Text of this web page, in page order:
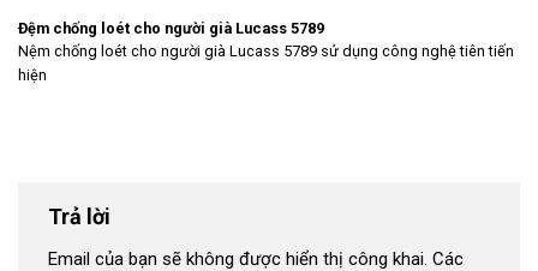
Đệm chống loét cho người già Lucass 5789
Nệm chống loét cho người già Lucass 5789 sử dụng công nghệ tiên tiến
hiện
Trả lời
Email của bạn sẽ không được hiển thị công khai. Các